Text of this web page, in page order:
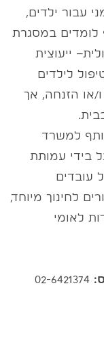
עבור ילדים,
במסגרת
ייעוצית
לילדים
או הזנחה, אך
למשרד
בידי עמותת
עובדים
לחינוך מיוחד,
לאומי